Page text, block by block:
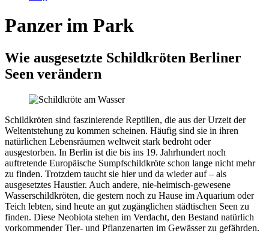
Panzer im Park
Wie ausgesetzte Schildkröten Berliner
Seen verändern
Schildkröten sind faszinierende Reptilien, die aus der Urzeit der
Weltentstehung zu kommen scheinen. Häufig sind sie in ihren
natürlichen Lebensräumen weltweit stark bedroht oder
ausgestorben. In Berlin ist die bis ins 19. Jahrhundert noch
auftretende Europäische Sumpfschildkröte schon lange nicht mehr
zu finden. Trotzdem taucht sie hier und da wieder auf – als
ausgesetztes Haustier. Auch andere, nie-heimisch-gewesene
Wasserschildkröten, die gestern noch zu Hause im Aquarium oder
Teich lebten, sind heute an gut zugänglichen städtischen Seen zu
finden. Diese Neobiota stehen im Verdacht, den Bestand natürlich
vorkommender Tier- und Pflanzenarten im Gewässer zu gefährden.